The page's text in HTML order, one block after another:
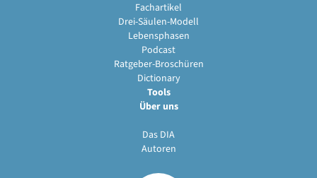
Fachartikel
Drei-Säulen-Modell
Lebensphasen
Podcast
Ratgeber-Broschüren
Dictionary
Tools
Über uns
Das DIA
Autoren